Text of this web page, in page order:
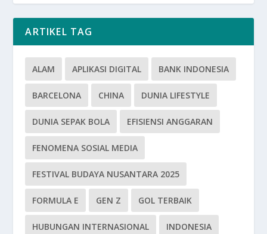
ARTIKEL TAG
ALAM APLIKASI DIGITAL BANK INDONESIA
BARCELONA CHINA DUNIA LIFESTYLE
DUNIA SEPAK BOLA EFISIENSI ANGGARAN
FENOMENA SOSIAL MEDIA
FESTIVAL BUDAYA NUSANTARA 2025
FORMULA E GEN Z GOL TERBAIK
HUBUNGAN INTERNASIONAL INDONESIA